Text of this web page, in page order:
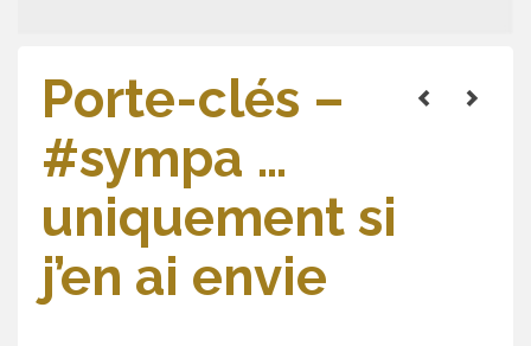
Porte-clés –
#sympa …
uniquement si
j’en ai envie